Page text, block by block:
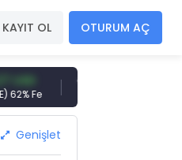
KAYIT OL OTURUM AÇ
377,25 USD
Gemi Söküm
Genişlet